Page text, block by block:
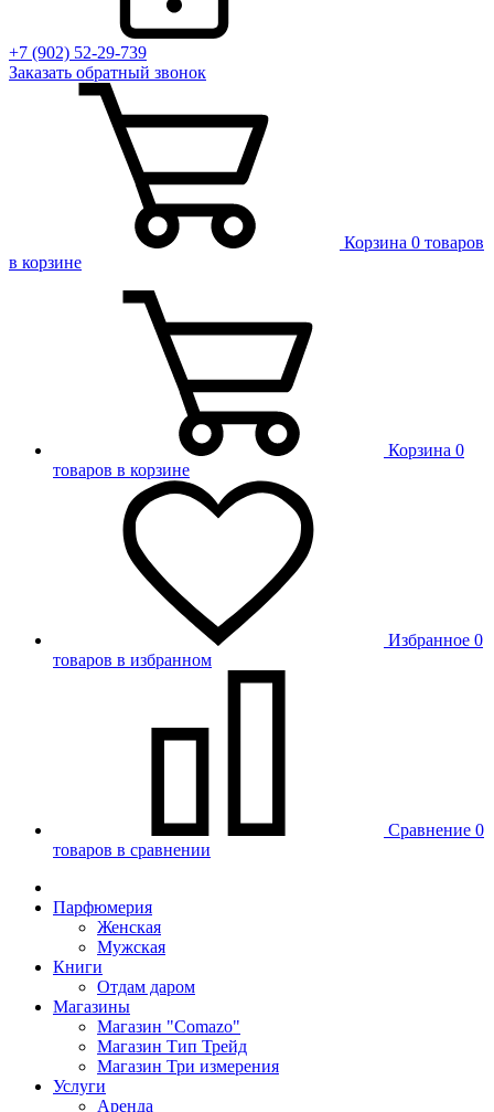
+7 (902) 52-29-739
Заказать обратный звонок
Корзина 0 товаров
в корзине
Корзина 0
товаров в корзине
Избранное 0
товаров в избранном
Сравнение 0
товаров в сравнении
Парфюмерия
Женская
Мужская
Книги
Отдам даром
Магазины
Магазин "Comazo"
Магазин Тип Трейд
Магазин Три измерения
Услуги
Аренда